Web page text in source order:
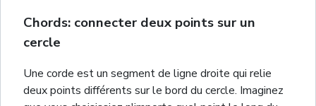
Chords: connecter deux points sur un
cercle
Une corde est un segment de ligne droite qui relie
deux points différents sur le bord du cercle. Imaginez